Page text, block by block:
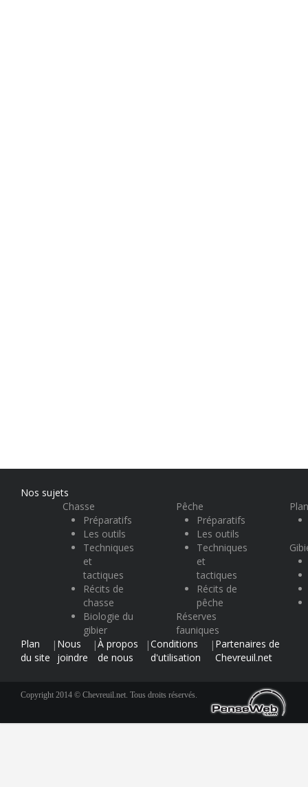
Nos sujets
Chasse
Préparatifs
Les outils
Techniques
et
tactiques
Récits de
chasse
Biologie du
gibier
Pêche
Préparatifs
Les outils
Techniques
et
tactiques
Récits de
pêche
Réserves
fauniques
Plan
du site
| Nous
joindre
|À propos
de nous
|Conditions
d'utilisation
| Partenaires de
Chevreuil.net
Copyright 2014 © Chevreuil.net. Tous droits réservés.